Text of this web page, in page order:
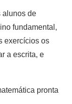
alunos de
fundamental,
exercícios os
a escrita, e
pronta